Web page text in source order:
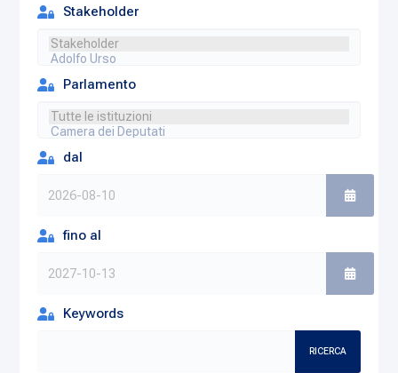
Stakeholder
Parlamento
dal
fino al
Keywords
RICERCA